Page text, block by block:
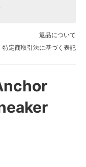
返品について
特定商取引法に基づく表記